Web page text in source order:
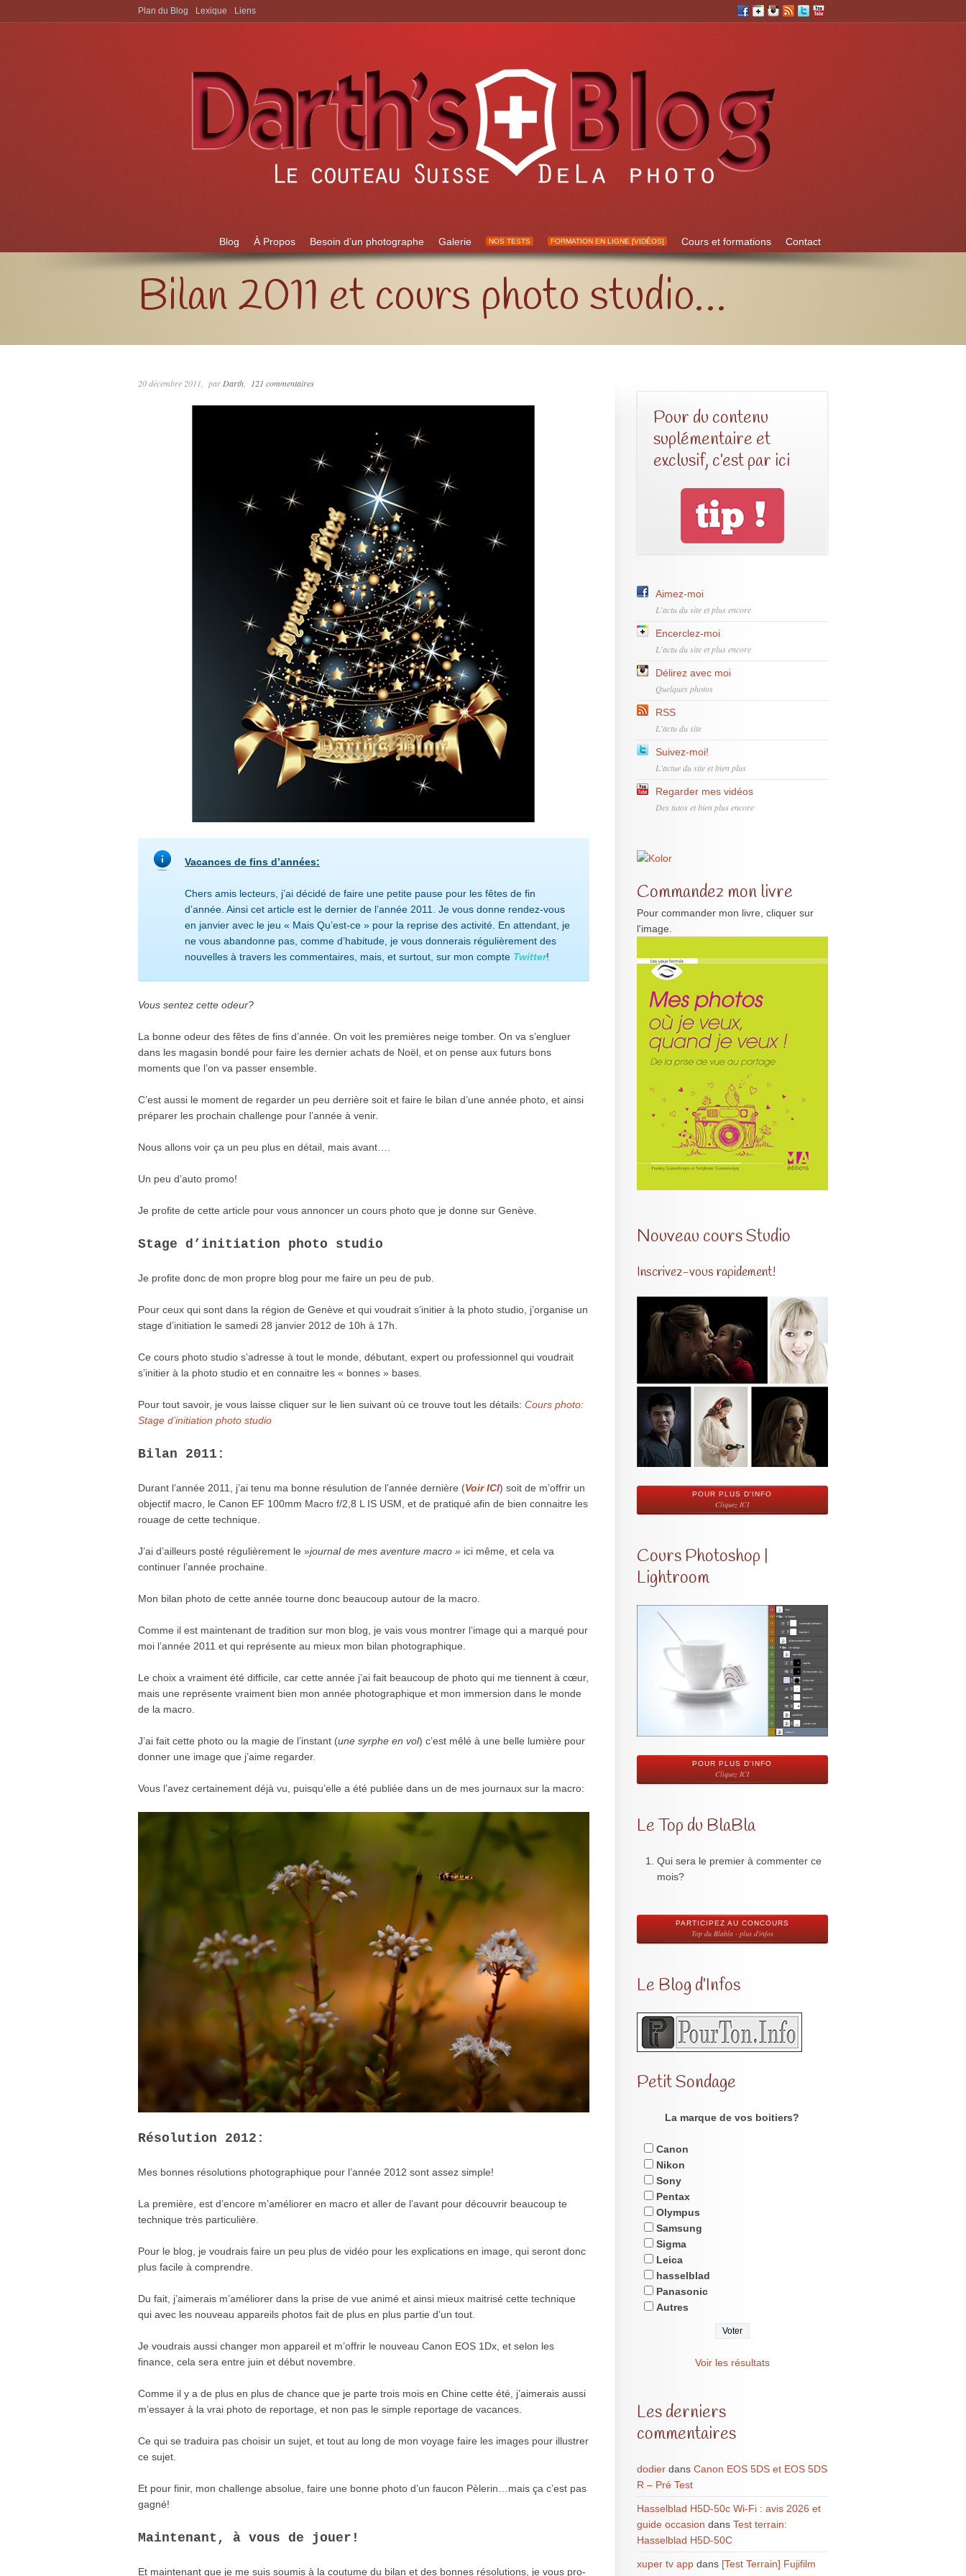
Aller à:
Blog À Propos Besoin d’un photographe Galerie NOS TESTS FORMATION EN LIGNE [VIDÉOS] Cours et formations Contact
Plan du Blog Lexique Liens
Bilan 2011 et cours photo studio…
20 décembre 2011 par Darth 121 commentaires
Vacances de fins d’années:
Chers amis lecteurs, j’ai décidé de faire une petite pause pour les fêtes de fin
d’année. Ainsi cet article est le dernier de l’année 2011. Je vous donne rendez-vous
en janvier avec le jeu « Mais Qu’est-ce » pour la reprise des activité. En attendant, je
ne vous abandonne pas, comme d’habitude, je vous donnerais régulièrement des
nouvelles à travers les commentaires, mais, et surtout, sur mon compte Twitter!
Vous sentez cette odeur?
La bonne odeur des fêtes de fins d’année. On voit les premières neige tomber. On va s’engluer
dans les magasin bondé pour faire les dernier achats de Noël, et on pense aux futurs bons
moments que l’on va passer ensemble.
C’est aussi le moment de regarder un peu derrière soit et faire le bilan d’une année photo, et ainsi
préparer les prochain challenge pour l’année à venir.
Nous allons voir ça un peu plus en détail, mais avant….
Un peu d’auto promo!
Je profite de cette article pour vous annoncer un cours photo que je donne sur Genève.
Stage d’initiation photo studio
Je profite donc de mon propre blog pour me faire un peu de pub.
Pour ceux qui sont dans la région de Genève et qui voudrait s’initier à la photo studio, j’organise un
stage d’initiation le samedi 28 janvier 2012 de 10h à 17h.
Ce cours photo studio s’adresse à tout le monde, débutant, expert ou professionnel qui voudrait
s’initier à la photo studio et en connaitre les « bonnes » bases.
Pour tout savoir, je vous laisse cliquer sur le lien suivant où ce trouve tout les détails: Cours photo:
Stage d’initiation photo studio
Bilan 2011:
Durant l’année 2011, j’ai tenu ma bonne résulution de l’année dernière (Voir ICI) soit de m’offrir un
objectif macro, le Canon EF 100mm Macro f/2,8 L IS USM, et de pratiqué afin de bien connaitre les
rouage de cette technique.
J’ai d’ailleurs posté régulièrement le »journal de mes aventure macro » ici même, et cela va
continuer l’année prochaine.
Mon bilan photo de cette année tourne donc beaucoup autour de la macro.
Comme il est maintenant de tradition sur mon blog, je vais vous montrer l’image qui a marqué pour
moi l’année 2011 et qui représente au mieux mon bilan photographique.
Le choix a vraiment été difficile, car cette année j’ai fait beaucoup de photo qui me tiennent à cœur,
mais une représente vraiment bien mon année photographique et mon immersion dans le monde
de la macro.
J’ai fait cette photo ou la magie de l’instant (une syrphe en vol) c’est mêlé à une belle lumière pour
donner une image que j’aime regarder.
Vous l’avez certainement déjà vu, puisqu’elle a été publiée dans un de mes journaux sur la macro:
Résolution 2012:
Mes bonnes résolutions photographique pour l’année 2012 sont assez simple!
La première, est d’encore m’améliorer en macro et aller de l’avant pour découvrir beaucoup te
technique très particulière.
Pour le blog, je voudrais faire un peu plus de vidéo pour les explications en image, qui seront donc
plus facile à comprendre.
Du fait, j’aimerais m’améliorer dans la prise de vue animé et ainsi mieux maitrisé cette technique
qui avec les nouveau appareils photos fait de plus en plus partie d’un tout.
Je voudrais aussi changer mon appareil et m’offrir le nouveau Canon EOS 1Dx, et selon les
finance, cela sera entre juin et début novembre.
Comme il y a de plus en plus de chance que je parte trois mois en Chine cette été, j’aimerais aussi
m’essayer à la vrai photo de reportage, et non pas le simple reportage de vacances.
Ce qui se traduira pas choisir un sujet, et tout au long de mon voyage faire les images pour illustrer
ce sujet.
Et pour finir, mon challenge absolue, faire une bonne photo d’un faucon Pèlerin…mais ça c’est pas
gagné!
Maintenant, à vous de jouer!
Et main­te­nant que je me suis sou­mis à la cou­tume du bilan et des bonnes réso­lu­tions, je vous pro­
Pour du contenu
suplémentaire et
exclusif, c’est par ici
Aimez-moi
L'actu du site et plus encore
Encerclez-moi
L'actu du site et plus encore
Délirez avec moi
Quelques photos
RSS
L'actu du site
Suivez-moi!
L'actue du site et bien plus
Regarder mes vidéos
Des tutos et bien plus encore
Commandez mon livre
Pour commander mon livre, cliquer sur
l'image.
Nouveau cours Studio
Inscrivez-vous rapidement!
POUR PLUS D'INFO
Cliquez ICI
Cours Photoshop |
Lightroom
POUR PLUS D'INFO
Cliquez ICI
Le Top du BlaBla
Qui sera le premier à commenter ce
mois?
PARTICIPEZ AU CONCOURS
Top du Blabla - plus d'infos
Le Blog d’Infos
Petit Sondage
La marque de vos boitiers?
Canon
Nikon
Sony
Pentax
Olympus
Samsung
Sigma
Leica
hasselblad
Panasonic
Autres
Voir les résultats
Les derniers
commentaires
dodierdans Canon EOS 5DS et EOS 5DS
R – Pré Test
Hasselblad H5D-50c Wi-Fi : avis 2026 et
guide occasion dans Test terrain:
Hasselblad H5D-50C
xuper tv appdans [Test Terrain] Fujifilm